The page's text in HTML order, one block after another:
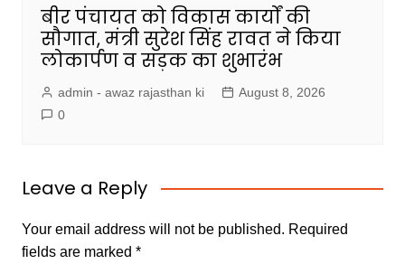
बीर पंचायत को विकास कार्यों की
सौगात, मंत्री सुरेश सिंह रावत ने किया
लोकार्पण व सड़क का शुभारंभ
admin - awaz rajasthan ki
August 8, 2026
0
Leave a Reply
Your email address will not be published. Required
fields are marked *